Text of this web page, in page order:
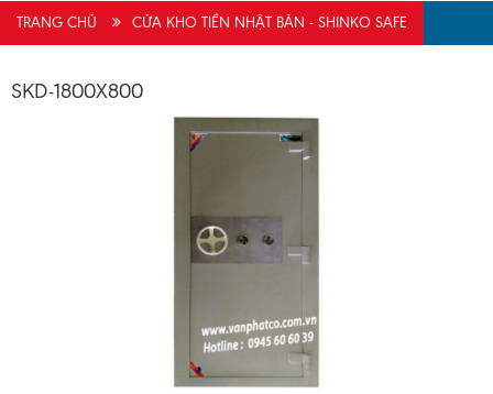
Anh Phong vừa đăng kí tư vấn mua hàng(08/08/2026)
Chị Nga vừa đăng kí tư vấn(08/08/2026)
TRANG CHỦ CỬA KHO TIỀN NHẬT BẢN - SHINKO SAFE
SKD-1800X800